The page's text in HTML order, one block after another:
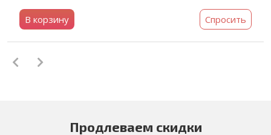
В корзину Спросить
Продлеваем скидки